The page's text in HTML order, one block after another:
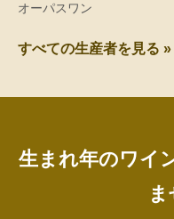
オーパスワン
すべての生産者を見る »
生まれ年のワイ